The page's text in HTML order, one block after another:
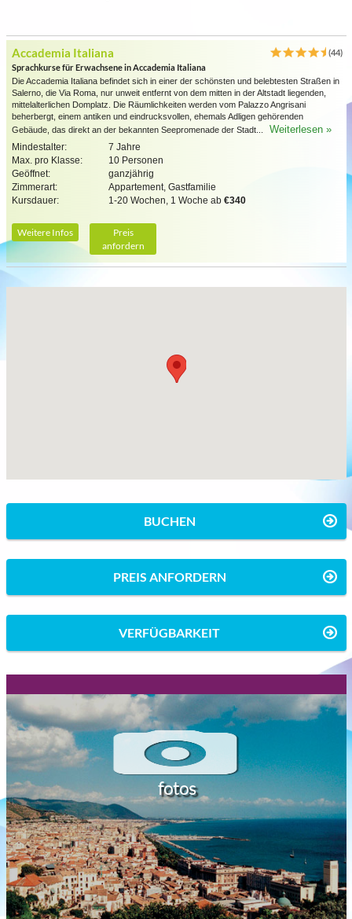
Accademia Italiana
(44)
Sprachkurse für Erwachsene in Accademia Italiana
Die Accademia Italiana befindet sich in einer der schönsten und belebtesten Straßen in
Salerno, die Via Roma, nur unweit entfernt von dem mitten in der Altstadt liegenden,
mittelalterlichen Domplatz. Die Räumlichkeiten werden vom Palazzo Angrisani
beherbergt, einem antiken und eindrucksvollen, ehemals Adligen gehörenden
Gebäude, das direkt an der bekannten Seepromenade der Stadt...
Weiterlesen »
Mindestalter:
7 Jahre
Max. pro Klasse:
10 Personen
Geöffnet:
ganzjährig
Zimmerart:
Appartement, Gastfamilie
Kursdauer:
1-20 Wochen, 1 Woche ab €340
Weitere Infos
Preis
anfordern
BUCHEN
PREIS ANFORDERN
VERFÜGBARKEIT
fotos